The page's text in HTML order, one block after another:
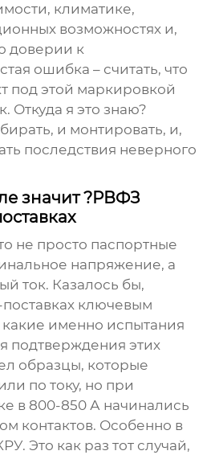
климатике,
возможностях и,
доверии к
ошибка – считать, что
под этой маркировкой
Откуда я это знаю?
и монтировать, и,
последствия неверного
значит ?РВФЗ
не просто паспортные
напряжение, а
ток. Казалось бы,
поставках ключевым
какие именно испытания
подтверждения этих
образцы, которые
по току, но при
в 800-850 А начинались
контактов. Особенно в
Это как раз тот случай,